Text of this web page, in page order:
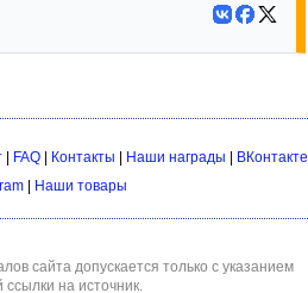
| FAQ| Контакты Наши награды
ВКонтакте
Наши товары
сайта допускается только с указанием
ссылки на источник.